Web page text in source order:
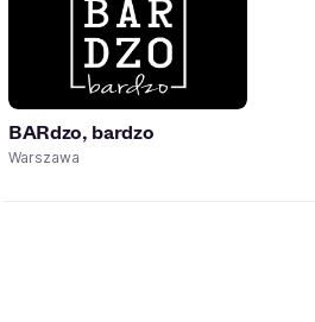
BARdzo, bardzo
Warszawa